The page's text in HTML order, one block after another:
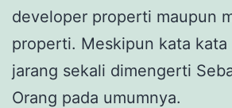
developer properti maupun
properti. Meskipun kata
jarang sekali dimengerti
Orang pada umumnya.